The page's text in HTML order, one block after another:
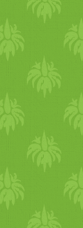
a
de
már